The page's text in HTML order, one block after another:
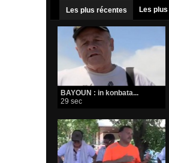
Les plus récentes Les
BAYOUN : in konbata...
29 sec